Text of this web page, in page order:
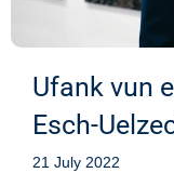
Ufank vun
Esch-
21 July 2022